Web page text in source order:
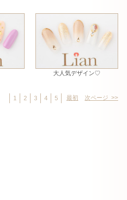
大人気デザイン♡
最初 次ページ >>
1 2 3 4 5